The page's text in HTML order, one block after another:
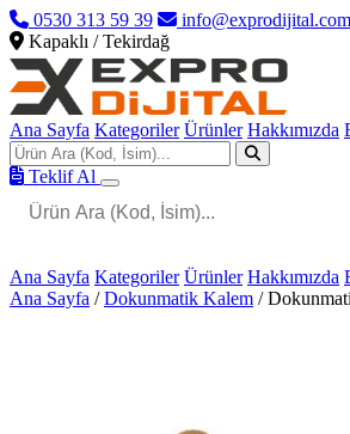
0530 313 59 39
info@exprodijital.com
Kapaklı / Tekirdağ
Ana Sayfa Kategoriler Ürünler Hakkımızda
Teklif Al
Ana Sayfa Kategoriler Ürünler Hakkımızda
Ana Sayfa / Dokunmatik Kalem /